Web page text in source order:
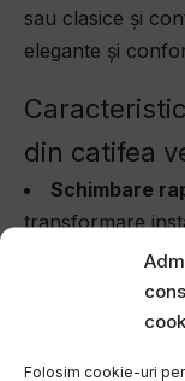
Folosim cookie-uri
sau clasice și
elegante și
din catifea
Schimbare
transformare
mari de
Versatilitate:
dormitor sau